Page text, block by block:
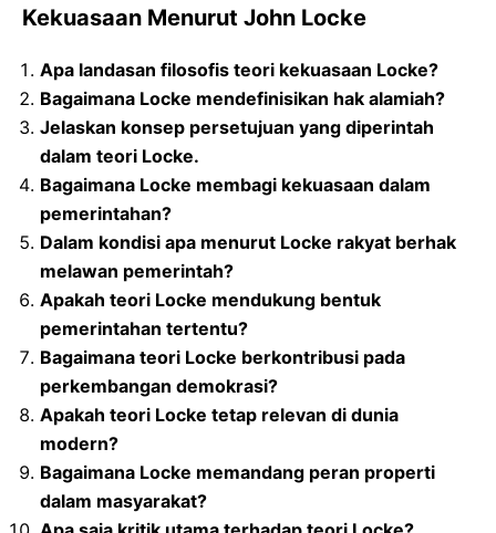
Kekuasaan Menurut John Locke
Apa landasan filosofis teori kekuasaan Locke?
Bagaimana Locke mendefinisikan hak alamiah?
Jelaskan konsep persetujuan yang diperintah
dalam teori Locke.
Bagaimana Locke membagi kekuasaan dalam
pemerintahan?
Dalam kondisi apa menurut Locke rakyat berhak
melawan pemerintah?
Apakah teori Locke mendukung bentuk
pemerintahan tertentu?
Bagaimana teori Locke berkontribusi pada
perkembangan demokrasi?
Apakah teori Locke tetap relevan di dunia
modern?
Bagaimana Locke memandang peran properti
dalam masyarakat?